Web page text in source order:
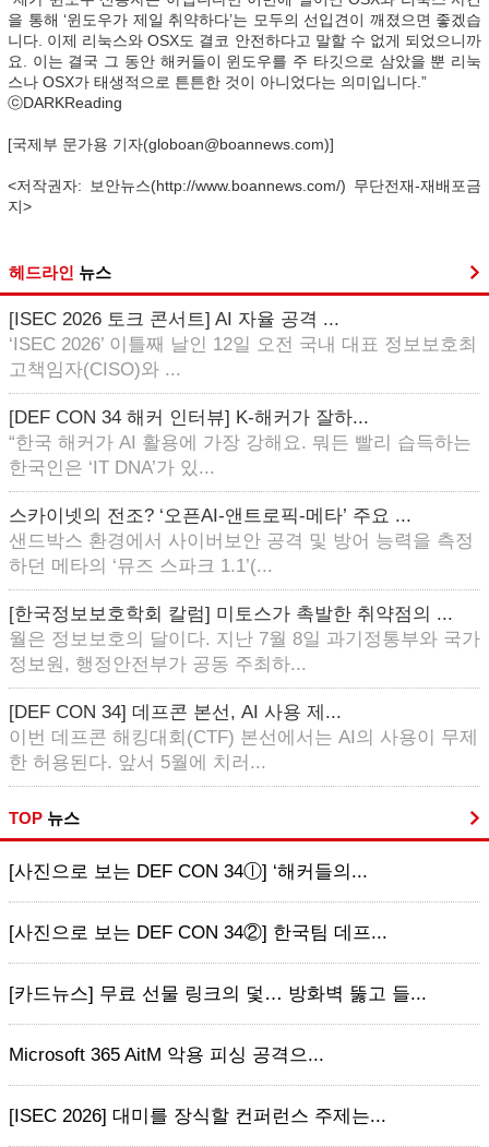
을 통해 ‘윈도우가 제일 취약하다’는 모두의 선입견이 깨졌으면 좋겠습
니다. 이제 리눅스와 OSX도 결코 안전하다고 말할 수 없게 되었으니까
요. 이는 결국 그 동안 해커들이 윈도우를 주 타깃으로 삼았을 뿐 리눅
스나 OSX가 태생적으로 튼튼한 것이 아니었다는 의미입니다.”
ⓒDARKReading
[국제부 문가용 기자(globoan@boannews.com)]
<저작권자: 보안뉴스(http://www.boannews.com/) 무단전재-재배포금
지>
헤드라인 뉴스
[ISEC 2026 토크 콘서트] AI 자율 공격 ...
‘ISEC 2026’ 이틀째 날인 12일 오전 국내 대표 정보보호최
고책임자(CISO)와 ...
[DEF CON 34 해커 인터뷰] K-해커가 잘하...
“한국 해커가 AI 활용에 가장 강해요. 뭐든 빨리 습득하는
한국인은 ‘IT DNA’가 있...
스카이넷의 전조? ‘오픈AI-앤트로픽-메타’ 주요 ...
샌드박스 환경에서 사이버보안 공격 및 방어 능력을 측정
하던 메타의 ‘뮤즈 스파크 1.1’(...
[한국정보보호학회 칼럼] 미토스가 촉발한 취약점의 ...
월은 정보보호의 달이다. 지난 7월 8일 과기정통부와 국가
정보원, 행정안전부가 공동 주최하...
[DEF CON 34] 데프콘 본선, AI 사용 제...
이번 데프콘 해킹대회(CTF) 본선에서는 AI의 사용이 무제
한 허용된다. 앞서 5월에 치러...
TOP 뉴스
[사진으로 보는 DEF CON 34ⓛ] ‘해커들의...
[사진으로 보는 DEF CON 34②] 한국팀 데프...
[카드뉴스] 무료 선물 링크의 덫… 방화벽 뚫고 들...
Microsoft 365 AitM 악용 피싱 공격으...
[ISEC 2026] 대미를 장식할 컨퍼런스 주제는...